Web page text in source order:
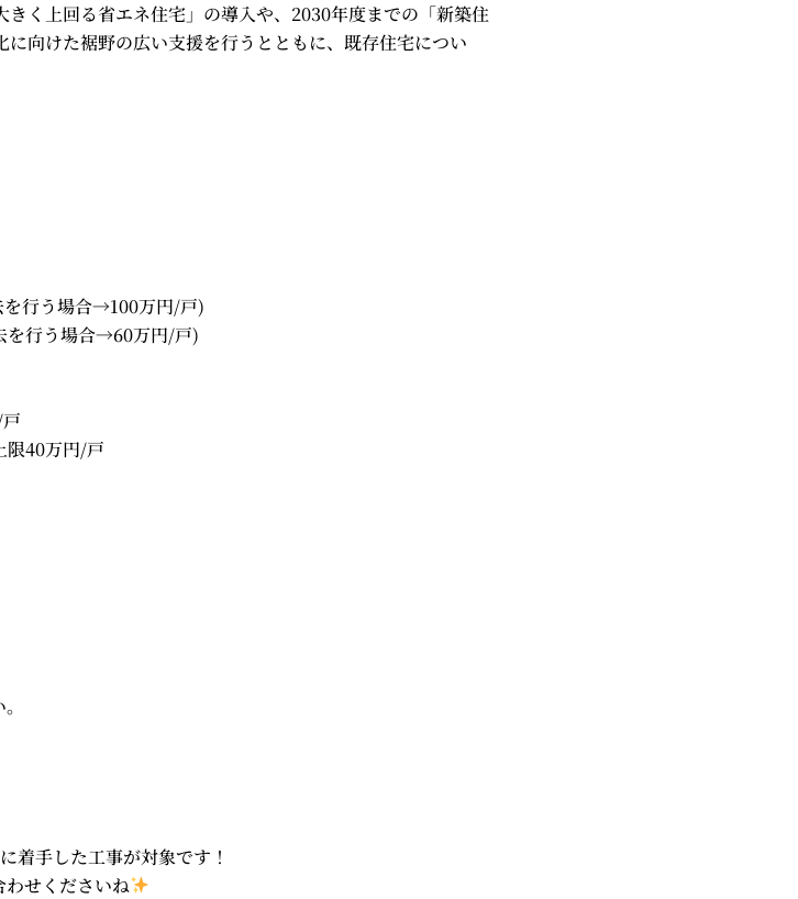
く上回る省エネ住宅」の導入や、2030年度までの「新築住
向けた裾野の広い支援を行うとともに、既存住宅につい
行う場合→100万円/戸)
行う場合→60万円/戸)
限40万円/戸
着手した工事が対象です！
せくださいね